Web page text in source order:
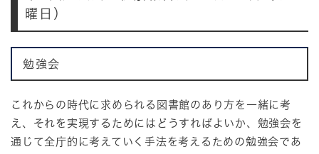
曜日）
勉強会
これからの時代に求められる図書館のあり方を一緒に考
え、それを実現するためにはどうすればよいか、勉強会を
通じて全庁的に考えていく手法を考えるための勉強会であ